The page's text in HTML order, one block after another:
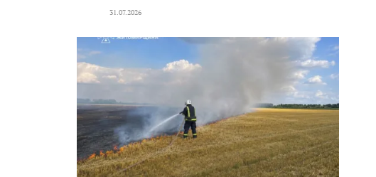
31.07.2026